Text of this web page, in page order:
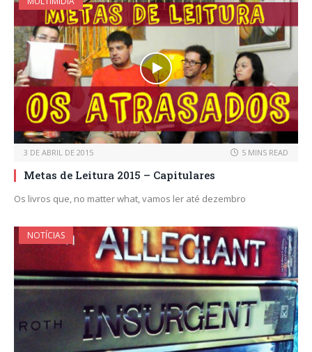
3 DE ABRIL DE 2015 5 MINS READ
Metas de Leitura 2015 – Capitulares
Os livros que, no matter what, vamos ler até dezembro
NOTÍCIAS